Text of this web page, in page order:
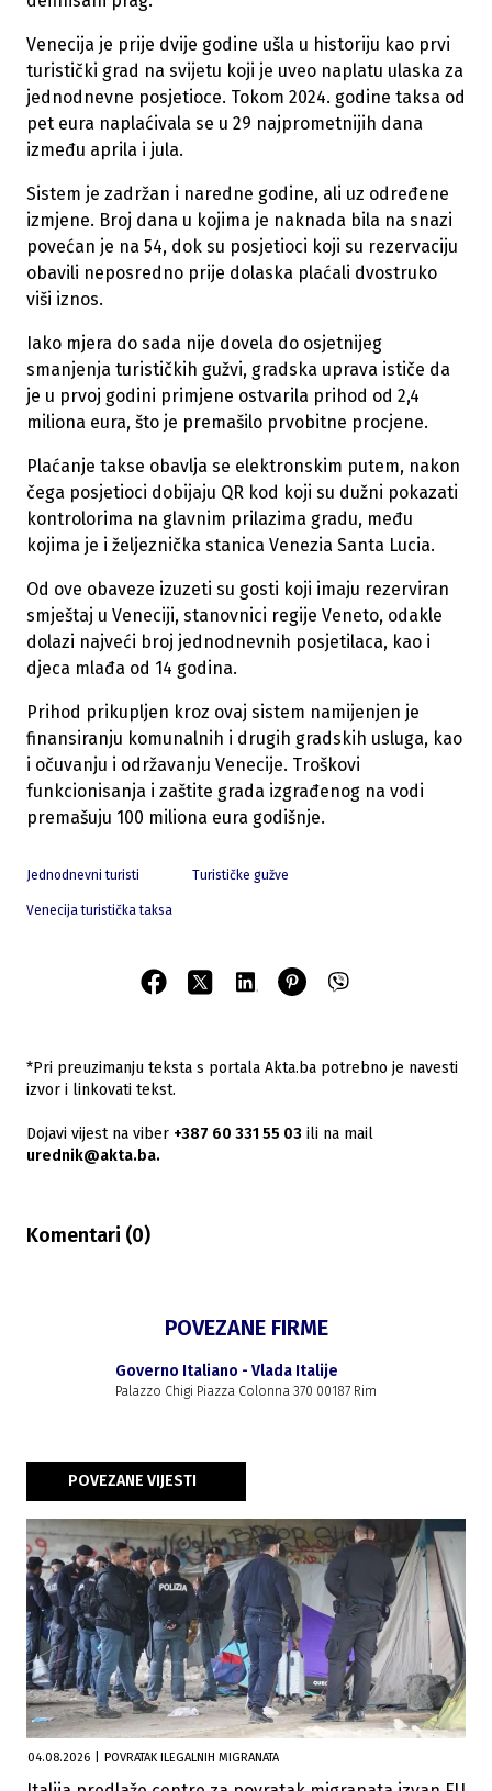
Venecija je prije dvije godine ušla u historiju kao prvi
turistički grad na svijetu koji je uveo naplatu ulaska za
jednodnevne posjetioce. Tokom 2024. godine taksa od
pet eura naplaćivala se u 29 najprometnijih dana
između aprila i jula.
Sistem je zadržan i naredne godine, ali uz određene
izmjene. Broj dana u kojima je naknada bila na snazi
povećan je na 54, dok su posjetioci koji su rezervaciju
obavili neposredno prije dolaska plaćali dvostruko
viši iznos.
Iako mjera do sada nije dovela do osjetnijeg
smanjenja turističkih gužvi, gradska uprava ističe da
je u prvoj godini primjene ostvarila prihod od 2,4
miliona eura, što je premašilo prvobitne procjene.
Plaćanje takse obavlja se elektronskim putem, nakon
čega posjetioci dobijaju QR kod koji su dužni pokazati
kontrolorima na glavnim prilazima gradu, među
kojima je i željeznička stanica Venezia Santa Lucia.
Od ove obaveze izuzeti su gosti koji imaju rezerviran
smještaj u Veneciji, stanovnici regije Veneto, odakle
dolazi najveći broj jednodnevnih posjetilaca, kao i
djeca mlađa od 14 godina.
Prihod prikupljen kroz ovaj sistem namijenjen je
finansiranju komunalnih i drugih gradskih usluga, kao
i očuvanju i održavanju Venecije. Troškovi
funkcionisanja i zaštite grada izgrađenog na vodi
premašuju 100 miliona eura godišnje.
Jednodnevni turisti Turističke gužve
Venecija turistička taksa
*Pri preuzimanju teksta s portala Akta.ba potrebno je navesti
izvor i linkovati tekst.
Dojavi vijest na viber +387 60 331 55 03 ili na mail
urednik@akta.ba.
Komentari (0)
POVEZANE FIRME
Governo Italiano - Vlada Italije
Palazzo Chigi Piazza Colonna 370 00187 Rim
POVEZANE VIJESTI
04.08.2026 POVRATAK ILEGALNIH MIGRANATA